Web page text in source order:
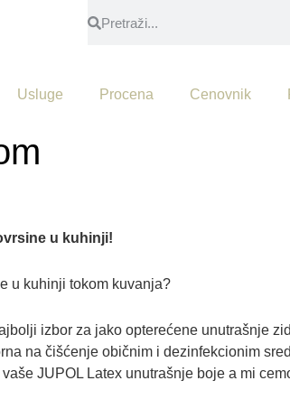
Usluge Procena Cenovnik
u kuhinji!
u kuhinji tokom kuvanja?
izbor za jako opterećene unutrašnje
na čišćenje običnim i dezinfekcionim
JUPOL Latex unutrašnje boje a mi